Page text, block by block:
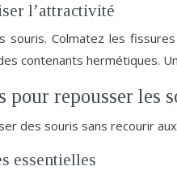
l’attractivité
souris. Colmatez les
contenants hermétiques.
repousser les
des souris sans recourir
essentielles